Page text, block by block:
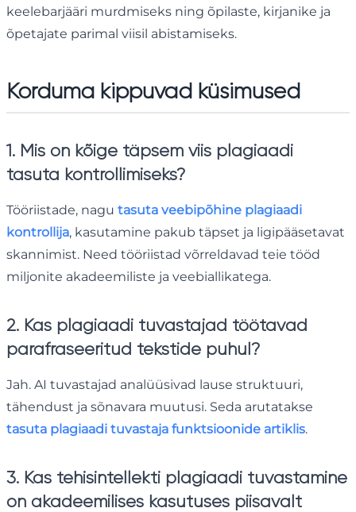
keelebarjääri murdmiseks ning õpilaste, kirjanike ja
õpetajate parimal viisil abistamiseks.
Korduma kippuvad küsimused
1. Mis on kõige täpsem viis plagiaadi
tasuta kontrollimiseks?
Tööriistade, nagu tasuta veebipõhine plagiaadi
kontrollija, kasutamine pakub täpset ja ligipääsetavat
skannimist. Need tööriistad võrreldavad teie tööd
miljonite akadeemiliste ja veebiallikatega.
2. Kas plagiaadi tuvastajad töötavad
parafraseeritud tekstide puhul?
Jah. AI tuvastajad analüüsivad lause struktuuri,
tähendust ja sõnavara muutusi. Seda arutatakse
tasuta plagiaadi tuvastaja funktsioonide artiklis.
3. Kas tehisintellekti plagiaadi tuvastamine
on akadeemilises kasutuses piisavalt